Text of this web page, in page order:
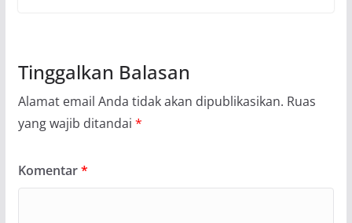
Tinggalkan Balasan
Alamat email Anda tidak akan dipublikasikan. Ruas
yang wajib ditandai *
Komentar*